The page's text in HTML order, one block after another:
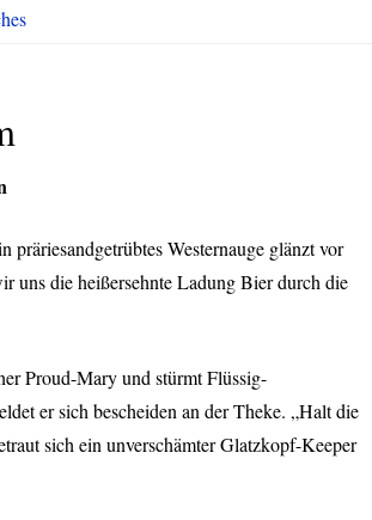
präriesandgetrübtes Westernauge glänzt vor
uns die heißersehnte Ladung Bier durch die
Proud-Mary und stürmt Flüssig-
er sich bescheiden an der Theke. „Halt die
sich ein unverschämter Glatzkopf-Keeper